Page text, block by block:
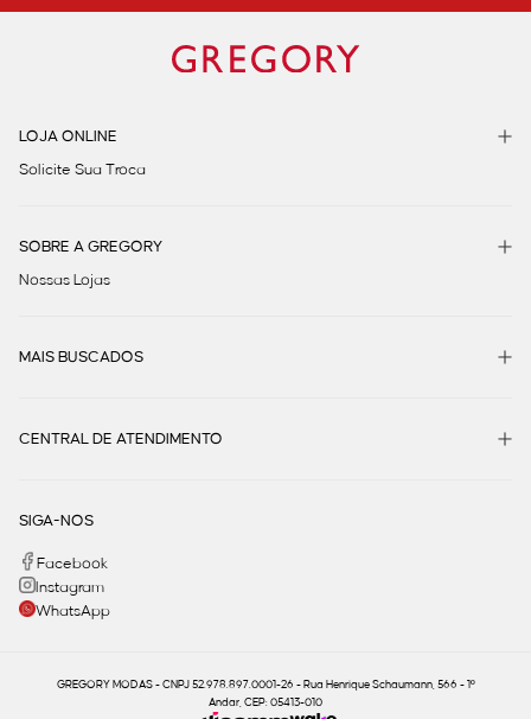
LOJA ONLINE
Solicite Sua Troca
SOBRE A GREGORY
Nossas Lojas
MAIS BUSCADOS
CENTRAL DE ATENDIMENTO
SIGA-NOS
Facebook
Instagram
WhatsApp
GREGORY MODAS - CNPJ 52.978.897.0001-26 - Rua Henrique Schaumann, 566 - 1º
Andar, CEP: 05413-010